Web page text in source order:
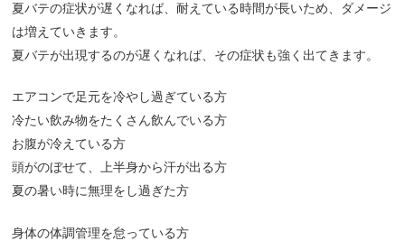
夏バテの症状が遅くなれば、耐えている時間が長いため、ダメージ
は増えていきます。
夏バテが出現するのが遅くなれば、その症状も強く出てきます。
エアコンで足元を冷やし過ぎている方
冷たい飲み物をたくさん飲んでいる方
お腹が冷えている方
頭がのぼせて、上半身から汗が出る方
夏の暑い時に無理をし過ぎた方
身体の体調管理を怠っている方